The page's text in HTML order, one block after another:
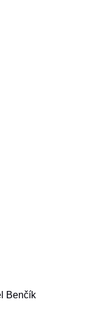
Benčík